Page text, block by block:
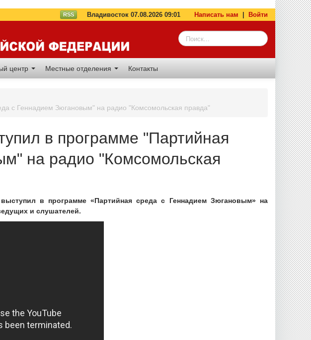
RSS Владивосток 07.08.2026 09:01 Написать нам Войти
центр Местные отделения Контакты
с Геннадием Зюгановым" на радио "Комсомольская правда"
в программе "Партийная
на радио "Комсомольская
в программе «Партийная среда с Геннадием Зюгановым» на
и слушателей.